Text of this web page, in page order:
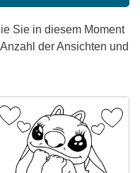
Sie in diesem Moment
der Ansichten und